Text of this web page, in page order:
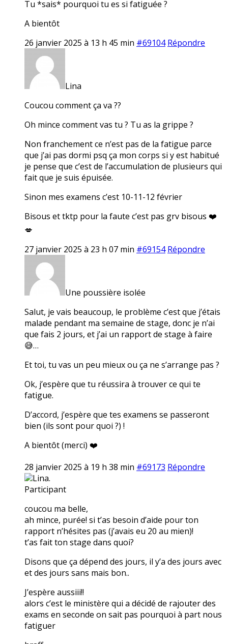
Tu *sais* pourquoi tu es si fatiguée ?
A bientôt
26 janvier 2025 à 13 h 45 min #69104 Répondre
Lina
Coucou comment ça va ??
Oh mince comment vas tu ? Tu as la grippe ?
Non franchement ce n’est pas de la fatigue parce
que j’ai pas dormi psq ça mon corps si y est habitué
je pense que c’est de l’accumulation de plusieurs qui
fait que je suis épuisée.
Sinon mes examens c’est 10-11-12 février
Bisous et tktp pour la faute c’est pas grv bisous ❤️
💋
27 janvier 2025 à 23 h 07 min #69154 Répondre
Une poussière isolée
Salut, je vais beaucoup, le problème c’est que j’étais
malade pendant ma semaine de stage, donc je n’ai
que fais 2 jours, et j’ai un rapport de stage à faire
😅…
Et toi, tu vas un peu mieux ou ça ne s’arrange pas ?
Ok, j’espère que tu réussira à trouver ce qui te
fatigue.
D’accord, j’espère que tes examens se passeront
bien (ils sont pour quoi ?) !
A bientôt (merci) ❤️
28 janvier 2025 à 19 h 38 min #69173 Répondre
Lina.
Participant
coucou ma belle,
ah mince, purée! si t’as besoin d’aide pour ton
rapport n’hésites pas (j’avais eu 20 au mien)!
t’as fait ton stage dans quoi?
Disons que ça dépend des jours, il y’a des jours avec
et des jours sans mais bon..
J’espère aussiii!!
alors c’est le ministère qui a décidé de rajouter des
exams en seconde on sait pas pourquoi à part nous
fatiguer